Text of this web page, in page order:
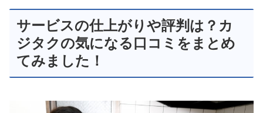
サービスの仕上がりや評判は？カ
ジタクの気になる口コミをまとめ
てみました！